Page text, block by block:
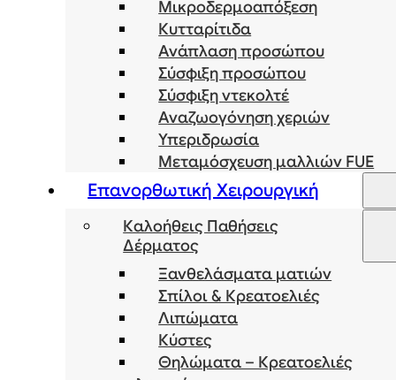
Μικροδερμοαπόξεση
Κυτταρίτιδα
Ανάπλαση προσώπου
Σύσφιξη προσώπου
Σύσφιξη ντεκολτέ
Αναζωογόνηση χεριών
Υπεριδρωσία
Μεταμόσχευση μαλλιών FUE
Επανορθωτική Χειρουργική
Καλοήθεις Παθήσεις
Δέρματος
Ξανθελάσματα ματιών
Σπίλοι & Κρεατοελιές
Λιπώματα
Κύστες
Θηλώματα – Κρεατοελιές